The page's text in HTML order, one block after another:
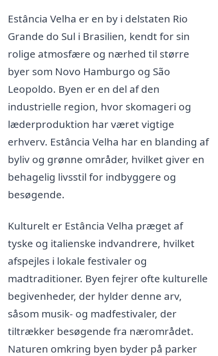
Estância Velha er en by i delstaten Rio
Grande do Sul i Brasilien, kendt for sin
rolige atmosfære og nærhed til større
byer som Novo Hamburgo og São
Leopoldo. Byen er en del af den
industrielle region, hvor skomageri og
læderproduktion har været vigtige
erhverv. Estância Velha har en blanding af
byliv og grønne områder, hvilket giver en
behagelig livsstil for indbyggere og
besøgende.
Kulturelt er Estância Velha præget af
tyske og italienske indvandrere, hvilket
afspejles i lokale festivaler og
madtraditioner. Byen fejrer ofte kulturelle
begivenheder, der hylder denne arv,
såsom musik- og madfestivaler, der
tiltrækker besøgende fra nærområdet.
Naturen omkring byen byder på parker